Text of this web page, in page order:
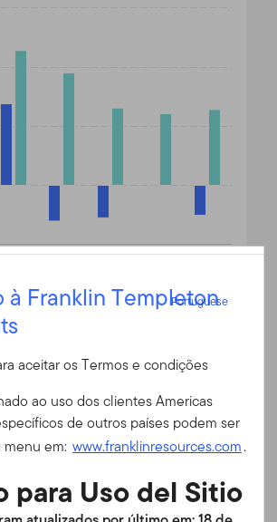
series.
displaying categories.
displaying values. Data ranges from -
Desde o Lançamento
N (Ydis) EUR(%)
EUR
5,60
3,01
à Franklin Templeton
Portuguese
aceitar os Termos e condições
ao uso dos clientes Americas
de outros países podem ser
em: www.franklinresources.com.
para Uso del Sitio